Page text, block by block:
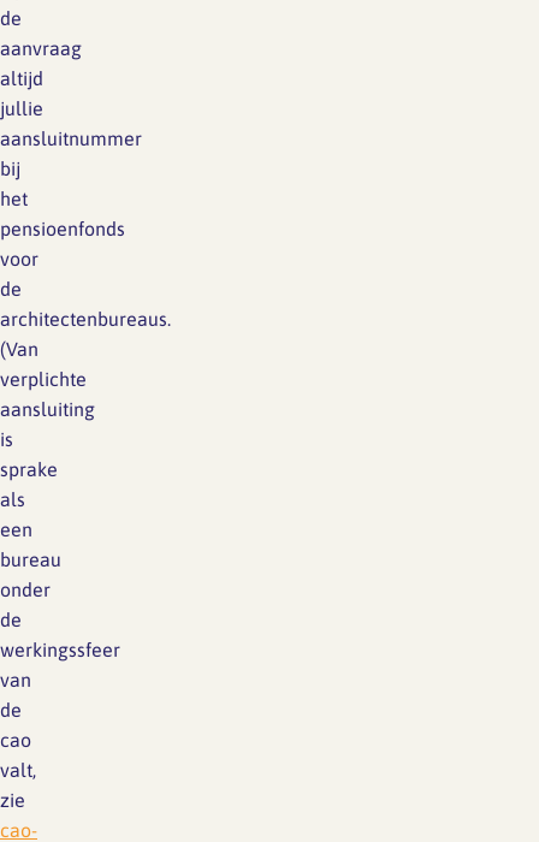
de
aanvraag
altijd
jullie
aansluitnummer
bij
het
pensioenfonds
voor
de
architectenbureaus.
(Van
verplichte
aansluiting
is
sprake
als
een
bureau
onder
de
werkingssfeer
van
de
cao
valt,
zie
cao-